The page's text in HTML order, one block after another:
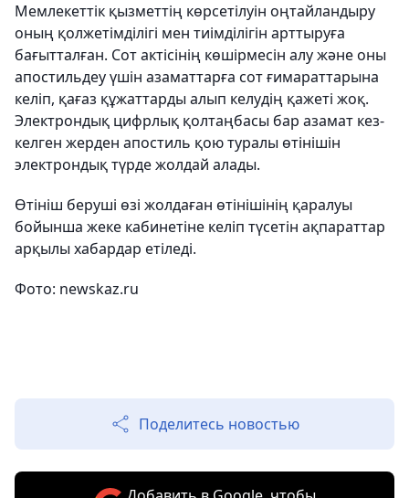
Мемлекеттік қызметтің көрсетілуін оңтайландыру
оның қолжетімділігі мен тиімділігін арттыруға
бағытталған. Сот актісінің көшірмесін алу және оны
апостильдеу үшін азаматтарға сот ғимараттарына
келіп, қағаз құжаттарды алып келудің қажеті жоқ.
Электрондық цифрлық қолтаңбасы бар азамат кез-
келген жерден апостиль қою туралы өтінішін
электрондық түрде жолдай алады.
Өтініш беруші өзі жолдаған өтінішінің қаралуы
бойынша жеке кабинетіне келіп түсетін ақпараттар
арқылы хабардар етіледі.
Фото: newskaz.ru
Поделитесь новостью